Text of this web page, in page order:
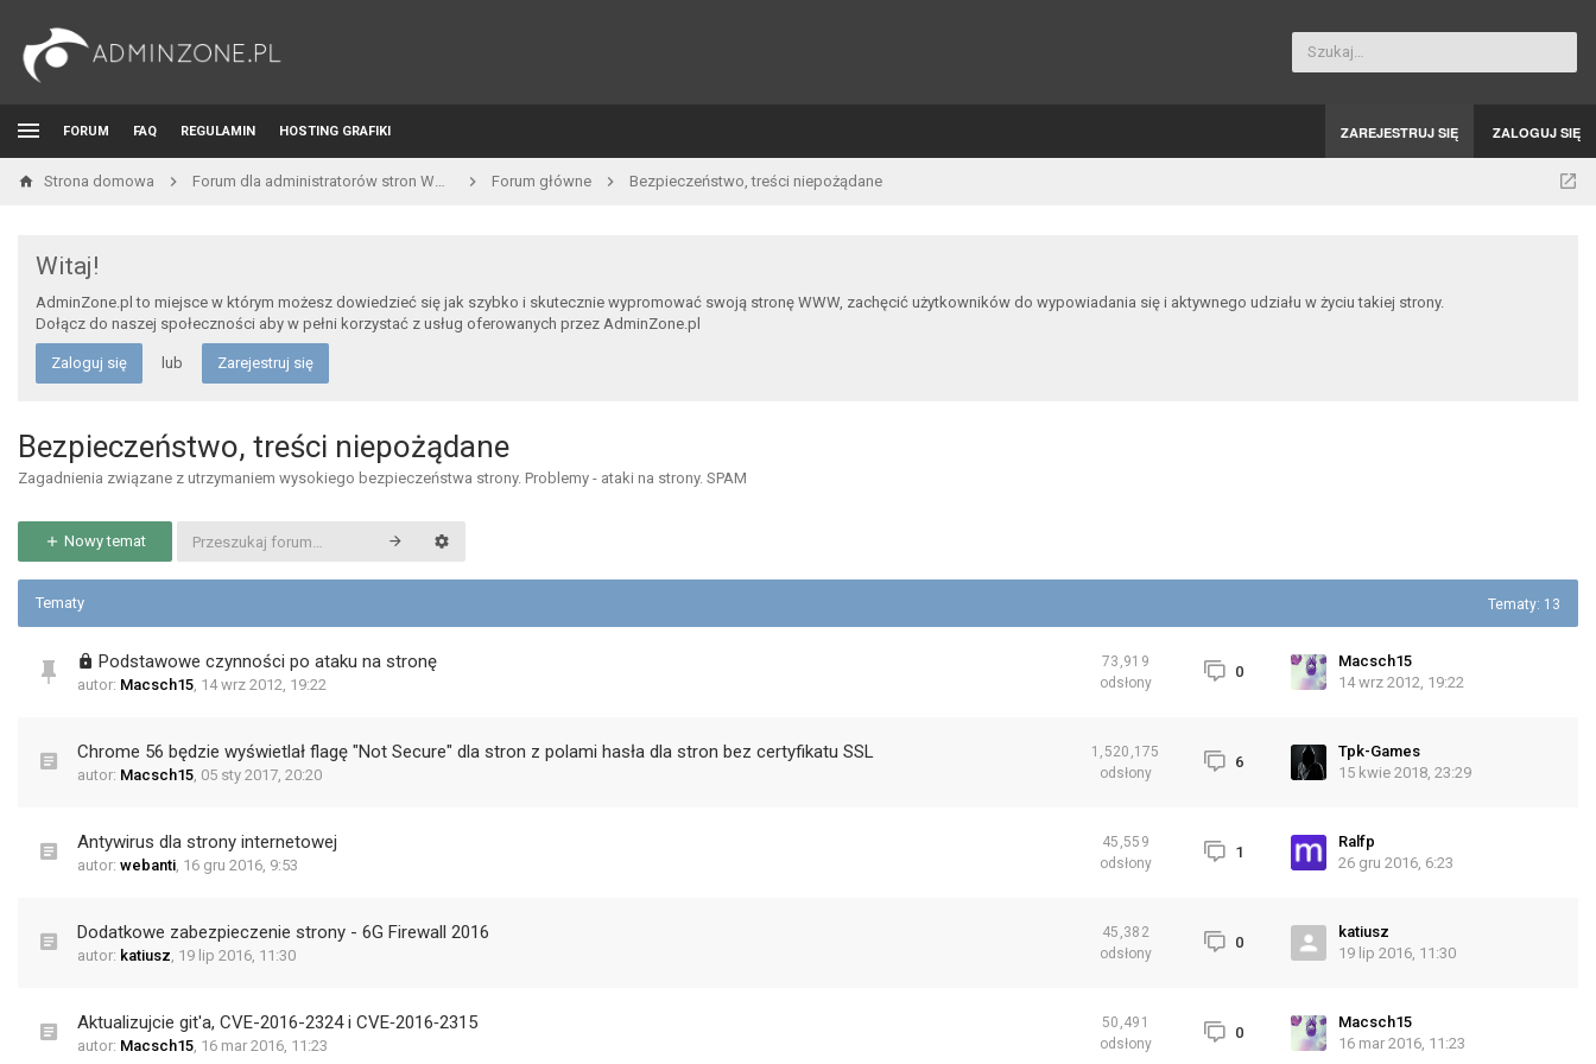
Szukaj…
FORUM FAQ REGULAMIN HOSTING GRAFIKI ZAREJESTRUJ SIĘ ZALOGUJ SIĘ
Strona domowa Forum dla administratorów stron WWW i developerów Forum główne Bezpieczeństwo, treści niepożądane
Witaj!
AdminZone.pl to miejsce w którym możesz dowiedzieć się jak szybko i skutecznie wypromować swoją stronę WWW, zachęcić użytkowników do wypowiadania się i aktywnego udziału w życiu takiej strony.
Dołącz do naszej społeczności aby w pełni korzystać z usług oferowanych przez AdminZone.pl
Zaloguj się lub Zarejestruj się
Bezpieczeństwo, treści niepożądane
Zagadnienia związane z utrzymaniem wysokiego bezpieczeństwa strony. Problemy - ataki na strony. SPAM
Nowy temat
Tematy Tematy: 13
Podstawowe czynności po ataku na stronę
autor: Macsch15, 14 wrz 2012, 19:22
73,919
odsłony
0
Macsch15
14 wrz 2012, 19:22
Chrome 56 będzie wyświetlał flagę "Not Secure" dla stron z polami hasła dla stron bez certyfikatu SSL
autor: Macsch15, 05 sty 2017, 20:20
1,520,175
odsłony
6
Tpk-Games
15 kwie 2018, 23:29
Antywirus dla strony internetowej
autor: webanti, 16 gru 2016, 9:53
45,559
odsłony
1
Ralfp
26 gru 2016, 6:23
Dodatkowe zabezpieczenie strony - 6G Firewall 2016
autor: katiusz, 19 lip 2016, 11:30
45,382
odsłony
0
katiusz
19 lip 2016, 11:30
Aktualizujcie git'a, CVE-2016-2324 i CVE‑2016‑2315
autor: Macsch15, 16 mar 2016, 11:23
50,491
odsłony
0
Macsch15
16 mar 2016, 11:23